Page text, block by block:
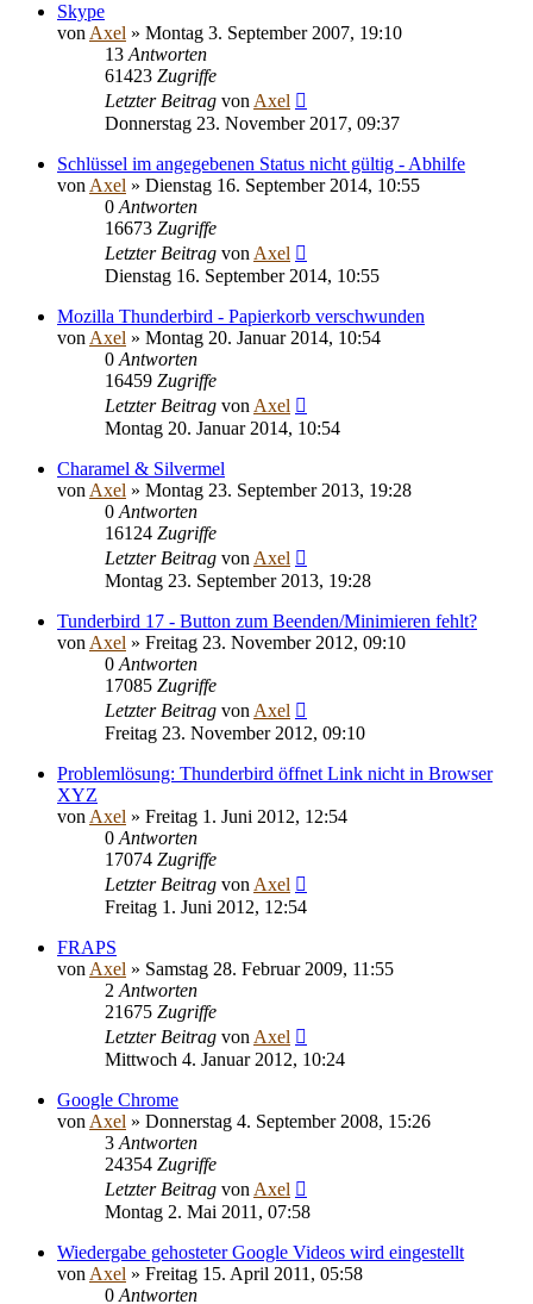
Skype
von Axel » Montag 3. September 2007, 19:10
13 Antworten
61423 Zugriffe
Letzter Beitrag von Axel
Donnerstag 23. November 2017, 09:37
Schlüssel im angegebenen Status nicht gültig - Abhilfe
von Axel » Dienstag 16. September 2014, 10:55
0 Antworten
16673 Zugriffe
Letzter Beitrag von Axel
Dienstag 16. September 2014, 10:55
Mozilla Thunderbird - Papierkorb verschwunden
von Axel » Montag 20. Januar 2014, 10:54
0 Antworten
16459 Zugriffe
Letzter Beitrag von Axel
Montag 20. Januar 2014, 10:54
Charamel & Silvermel
von Axel » Montag 23. September 2013, 19:28
0 Antworten
16124 Zugriffe
Letzter Beitrag von Axel
Montag 23. September 2013, 19:28
Tunderbird 17 - Button zum Beenden/Minimieren fehlt?
von Axel » Freitag 23. November 2012, 09:10
0 Antworten
17085 Zugriffe
Letzter Beitrag von Axel
Freitag 23. November 2012, 09:10
Problemlösung: Thunderbird öffnet Link nicht in Browser
XYZ
von Axel » Freitag 1. Juni 2012, 12:54
0 Antworten
17074 Zugriffe
Letzter Beitrag von Axel
Freitag 1. Juni 2012, 12:54
FRAPS
von Axel » Samstag 28. Februar 2009, 11:55
2 Antworten
21675 Zugriffe
Letzter Beitrag von Axel
Mittwoch 4. Januar 2012, 10:24
Google Chrome
von Axel » Donnerstag 4. September 2008, 15:26
3 Antworten
24354 Zugriffe
Letzter Beitrag von Axel
Montag 2. Mai 2011, 07:58
Wiedergabe gehosteter Google Videos wird eingestellt
von Axel » Freitag 15. April 2011, 05:58
0 Antworten